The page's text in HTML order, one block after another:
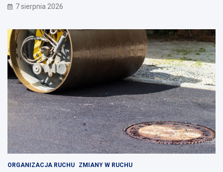
7 sierpnia 2026
ORGANIZACJA RUCHU ZMIANY W RUCHU